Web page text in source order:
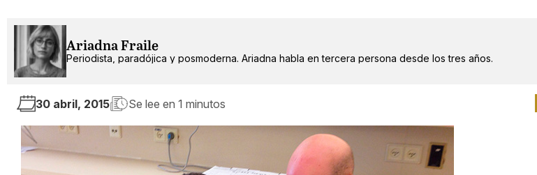
Ariadna Fraile
Periodista, paradójica y posmoderna. Ariadna habla en tercera persona desde los tres años.
30 abril, 2015 Se lee en 1 minutos